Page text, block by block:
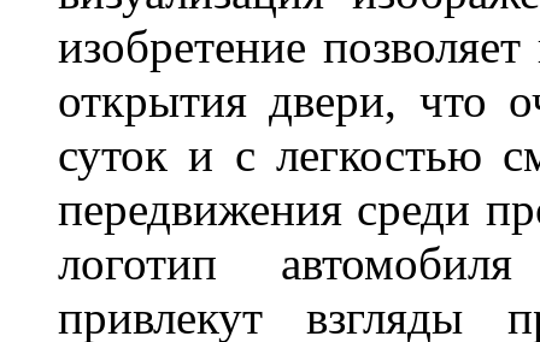
изобретение
открытия двери, что
суток и с легкостью
передвижения среди
логотип
привлекут взгляды